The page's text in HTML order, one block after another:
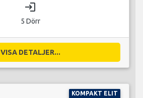
login
5 Dörr
VISA DETALJER...
KOMPAKT ELIT